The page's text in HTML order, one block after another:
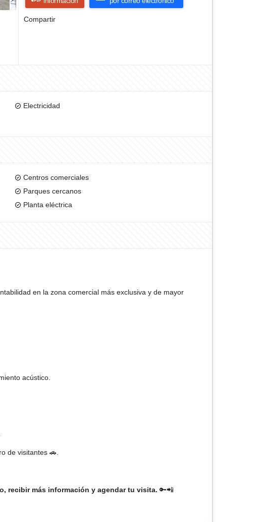
Compartir
Electricidad
Centros comerciales
Parques cercanos
Planta eléctrica
en la zona comercial más exclusiva y de mayor
acústico.
de visitantes 🚗.
recibir más información y agendar tu visita. 🔑📲